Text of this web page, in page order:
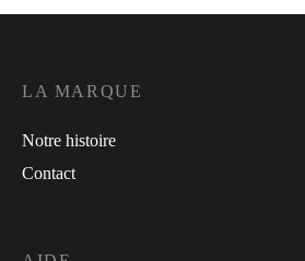
LA MARQUE
Notre histoire
Contact